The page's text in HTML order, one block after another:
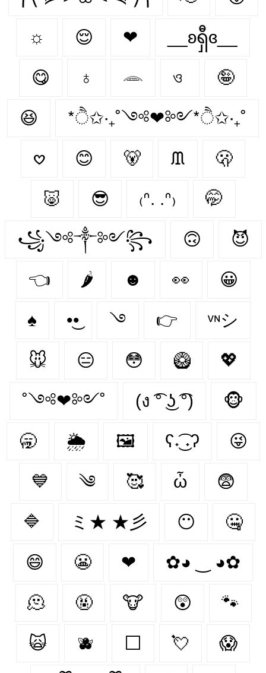
☼ 😌 ❤ __ʚရှီɞ__
😋 ♁ 𓂎 ও 🤪
😆 *ੈ✩‧₊˚༺❤︎༻*ੈ✩‧₊˚
𖹭 😊 🐻‍ ᙢ 🫢
🐷 😎 ₍ᐢ. .ᐢ₎ 🤭
꧁༺༒༻꧂ 🙃 😈
👈 🌶️ ☻ 👀 😀
♠ •͜• ࿓ 👉 ᵛᶰシ
🐭 😑 😳 🥝 💖
˚༺❤︎༻˚ (ง ͡° ͜ʖ ͡°) 🐵
🥱 🌦 🖼 ʕ˖͜͡ ˖ʔ 😜
💙 ༄ 🥰 ὦ 😨
🔷 ミ★ ★彡 😶‍ 🤐
😄 😬 ❤︎‬ ✿◕ ‿ ◕✿
🫠 🤬 🐮 😲 🐾
🙀 🫐 ⬜ 💘 😱